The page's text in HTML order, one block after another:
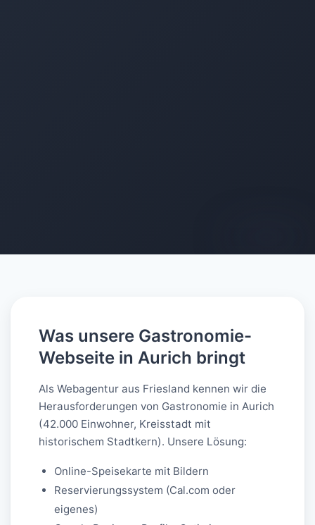
Was unsere Gastronomie-
Webseite in Aurich bringt
Als Webagentur aus Friesland kennen wir die
Herausforderungen von Gastronomie in Aurich
(42.000 Einwohner, Kreisstadt mit
historischem Stadtkern). Unsere Lösung:
Online-Speisekarte mit Bildern
Reservierungssystem (Cal.com oder
eigenes)